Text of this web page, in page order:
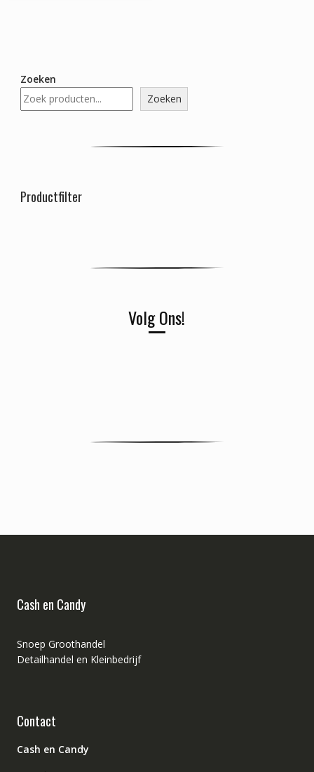
Zoeken
Zoeken
Productfilter
Volg Ons!
Cash en Candy
Snoep Groothandel
Detailhandel en Kleinbedrijf
Contact
Cash en Candy